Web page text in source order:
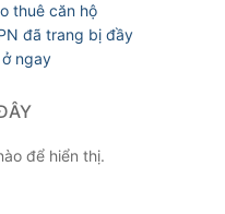
thuê căn hộ
đã trang bị đầy
ngay
để hiển thị.